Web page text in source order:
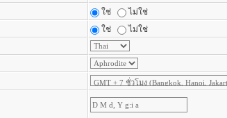
ใช่
ไม่ใช่
ใช่
ไม่ใช่